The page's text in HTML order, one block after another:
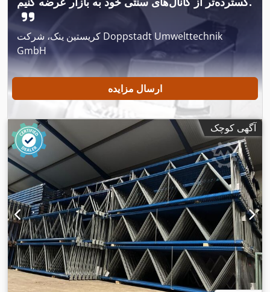
کریستین ینک، شرکت Doppstadt Umwelttechnik
GmbH
ارسال مزایده
آگهی کوچک